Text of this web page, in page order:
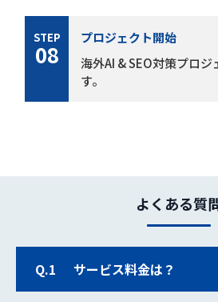
STEP
08
プロジェクト開始
海外AI & SEO対策プロジ
す。
よくある質
Q.1 サービス料金は？